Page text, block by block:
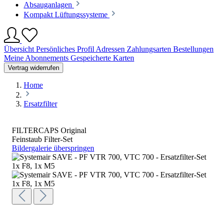
Absauganlagen
Kompakt Lüftungssysteme
Übersicht Persönliches Profil Adressen Zahlungsarten Bestellungen
Meine Abonnements Gespeicherte Karten
Vertrag widerrufen
Home
Ersatzfilter
FILTERCAPS Original
Feinstaub Filter-Set
Bildergalerie überspringen